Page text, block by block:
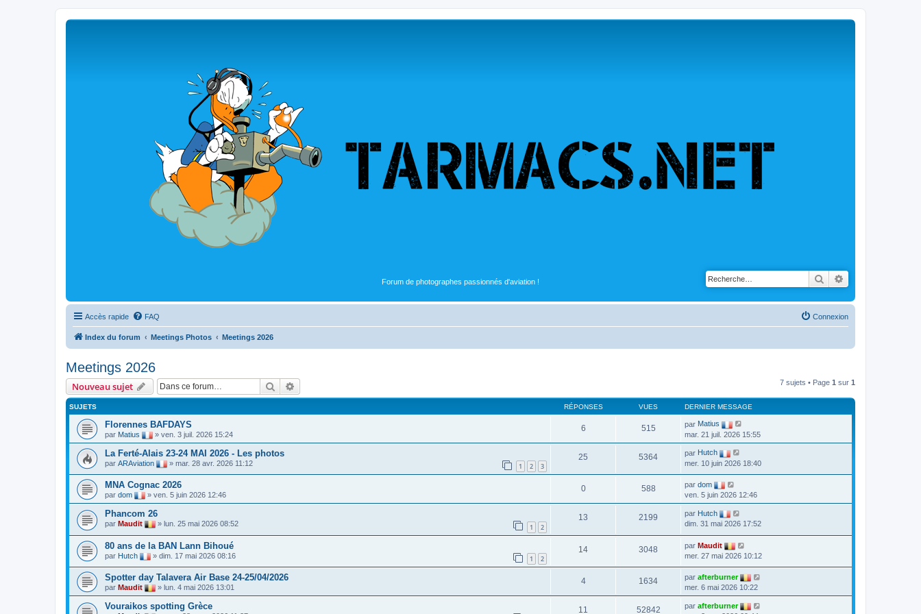
Forum de photographes passionnés d'aviation ! Rechercher
Accès rapide FAQ Connexion
Index du forum Meetings Photos Meetings 2026
Meetings 2026
Nouveau sujet Rechercher 7 sujets • Page 1 sur 1
SUJETS RÉPONSES VUES DERNIER MESSAGE
Florennes BAFDAYS
par Matius » ven. 3 juil. 2026 15:24
6 515 par Matius
mar. 21 juil. 2026 15:55
La Ferté-Alais 23-24 MAI 2026 - Les photos
par ARAviation » mar. 28 avr. 2026 11:12 1 2 3
25 5364 par Hutch
mer. 10 juin 2026 18:40
MNA Cognac 2026
par dom » ven. 5 juin 2026 12:46
0 588 par dom
ven. 5 juin 2026 12:46
Phancom 26
par Maudit » lun. 25 mai 2026 08:52 1 2
13 2199 par Hutch
dim. 31 mai 2026 17:52
80 ans de la BAN Lann Bihoué
par Hutch » dim. 17 mai 2026 08:16 1 2
14 3048 par Maudit
mer. 27 mai 2026 10:12
Spotter day Talavera Air Base 24-25/04/2026
par Maudit » lun. 4 mai 2026 13:01
4 1634 par afterburner
mer. 6 mai 2026 10:22
Vouraikos spotting Grèce 11 52842 par afterburner